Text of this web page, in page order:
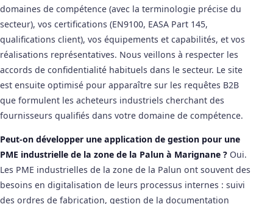
domaines de compétence (avec la terminologie précise du
secteur), vos certifications (EN9100, EASA Part 145,
qualifications client), vos équipements et capabilités, et vos
réalisations représentatives. Nous veillons à respecter les
accords de confidentialité habituels dans le secteur. Le site
est ensuite optimisé pour apparaître sur les requêtes B2B
que formulent les acheteurs industriels cherchant des
fournisseurs qualifiés dans votre domaine de compétence.
Peut-on développer une application de gestion pour une
PME industrielle de la zone de la Palun à Marignane ? Oui.
Les PME industrielles de la zone de la Palun ont souvent des
besoins en digitalisation de leurs processus internes : suivi
des ordres de fabrication, gestion de la documentation